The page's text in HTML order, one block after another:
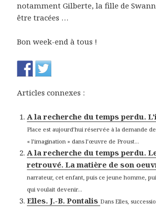
notamment Gilberte, la fille de
être tracées …
Bon week-end à tous !
Articles connexes :
A la recherche du temps perdu.
Place est aujourd’hui réservée à la demande
« l’imagination » dans l’œuvre de Proust...
A la recherche du temps perdu.
retrouvé. La matière de son
narrateur, cet enfant, puis ce jeune homme,
qui voulait devenir...
Elles. J.-B. Pontalis Dans Elles,